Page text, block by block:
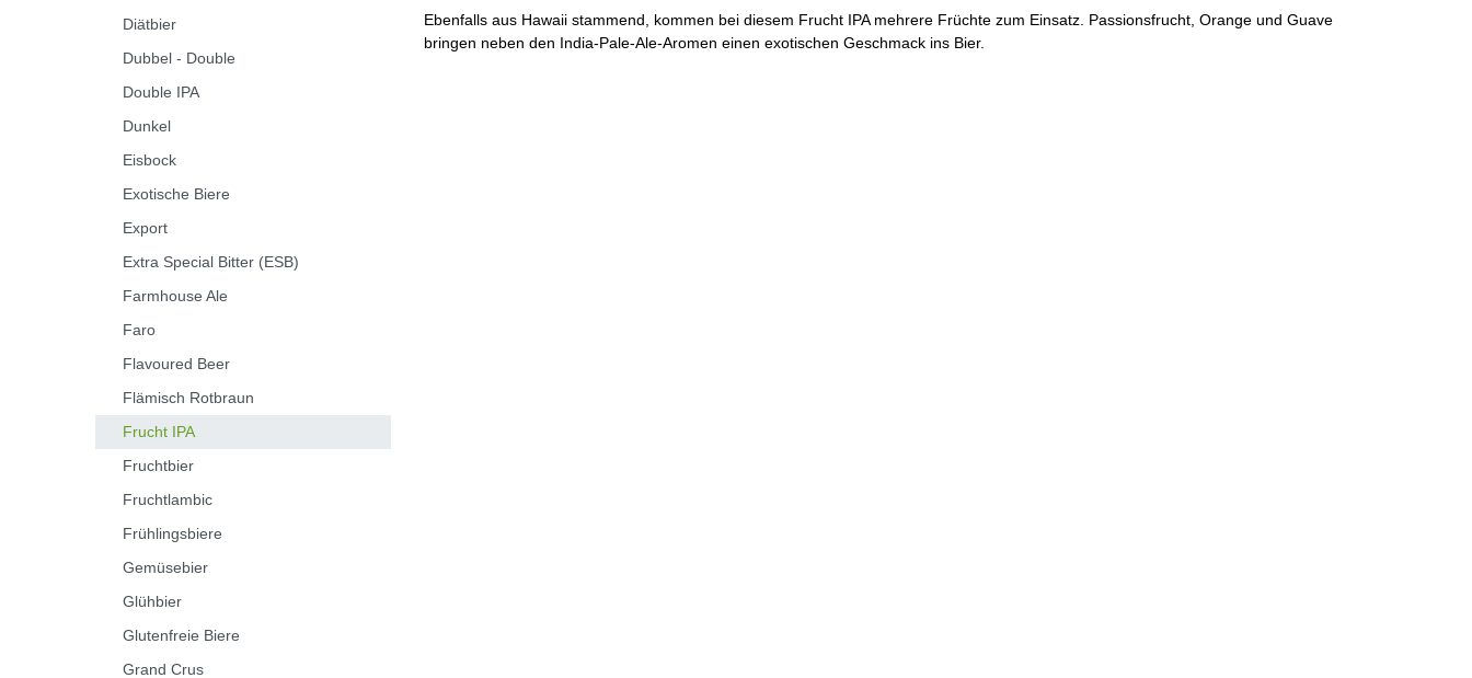
Diätbier
Dubbel - Double
Double IPA
Dunkel
Eisbock
Exotische Biere
Export
Extra Special Bitter (ESB)
Farmhouse Ale
Faro
Flavoured Beer
Flämisch Rotbraun
Frucht IPA
Fruchtbier
Fruchtlambic
Frühlingsbiere
Gemüsebier
Glühbier
Glutenfreie Biere
Grand Crus
Ebenfalls aus Hawaii stammend, kommen bei diesem Frucht IPA mehrere Früchte zum Einsatz. Passionsfrucht, Orange und Guave
bringen neben den India-Pale-Ale-Aromen einen exotischen Geschmack ins Bier.